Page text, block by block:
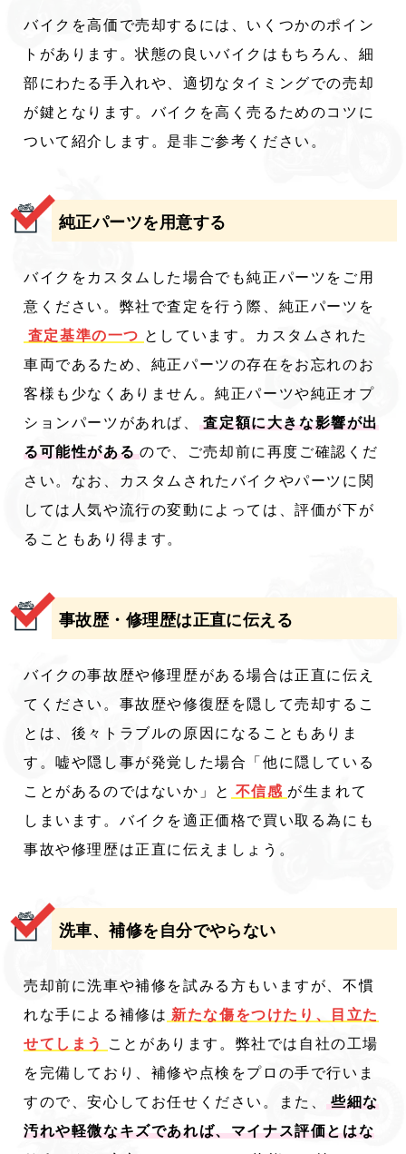
バイクを高価で売却するには、いくつかのポイン
トがあります。状態の良いバイクはもちろん、細
部にわたる手入れや、適切なタイミングでの売却
が鍵となります。バイクを高く売るためのコツに
ついて紹介します。是非ご参考ください。
純正パーツを用意する
バイクをカスタムした場合でも純正パーツをご用
意ください。弊社で査定を行う際、純正パーツを
査定基準の一つ としています。カスタムされた
車両であるため、純正パーツの存在をお忘れのお
客様も少なくありません。純正パーツや純正オプ
ションパーツがあれば、
査定額に大きな影響が出
る可能性がある ので、ご売却前に再度ご確認くだ
さい。なお、カスタムされたバイクやパーツに関
しては人気や流行の変動によっては、評価が下が
ることもあり得ます。
事故歴・修理歴は正直に伝える
バイクの事故歴や修理歴がある場合は正直に伝え
てください。事故歴や修復歴を隠して売却するこ
とは、後々トラブルの原因になることもありま
す。嘘や隠し事が発覚した場合「他に隠している
ことがあるのではないか」と
不信感 が生まれて
しまいます。バイクを適正価格で買い取る為にも
事故や修理歴は正直に伝えましょう。
洗車、補修を自分でやらない
売却前に洗車や補修を試みる方もいますが、不慣
れな手による補修は 新たな傷をつけたり、目立た
せてしまう
ことがあります。弊社では自社の工場
を完備しており、補修や点検をプロの手で行いま
すので、安心してお任せください。また、 些細な
汚れや軽微なキズであれば、マイナス評価とはな